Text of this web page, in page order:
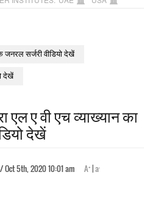
जनरल सर्जरी वीडियो देखें
देखें
एल ए वी एच व्याख्यान का
देखें
Oct 5th, 2020 10:01 am A+ |a-